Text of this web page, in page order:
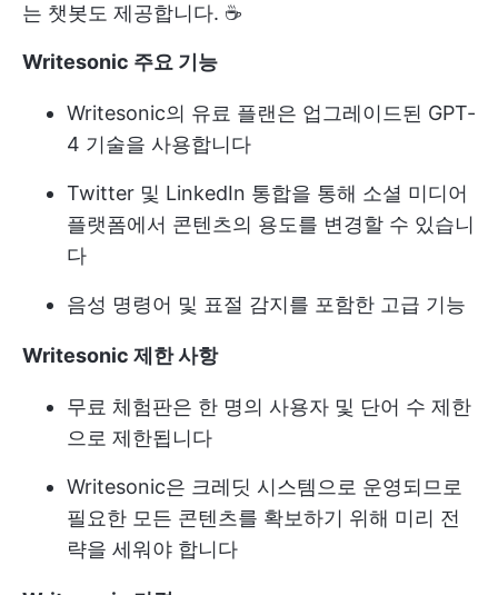
는 챗봇도 제공합니다. ☕️
Writesonic 주요 기능
Writesonic의 유료 플랜은 업그레이드된 GPT-
4 기술을 사용합니다
Twitter 및 LinkedIn 통합을 통해 소셜 미디어
플랫폼에서 콘텐츠의 용도를 변경할 수 있습니
다
음성 명령어 및 표절 감지를 포함한 고급 기능
Writesonic 제한 사항
무료 체험판은 한 명의 사용자 및 단어 수 제한
으로 제한됩니다
Writesonic은 크레딧 시스템으로 운영되므로
필요한 모든 콘텐츠를 확보하기 위해 미리 전
략을 세워야 합니다